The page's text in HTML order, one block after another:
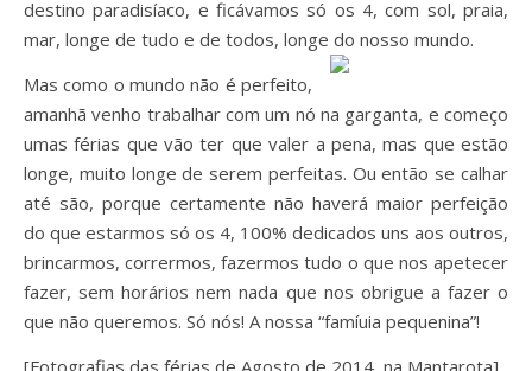
destino paradisíaco, e ficávamos só os 4, com sol, praia,
mar, longe de tudo e de todos, longe do nosso mundo.
Mas como o mundo não é perfeito,
amanhã venho trabalhar com um nó na garganta, e começo
umas férias que vão ter que valer a pena, mas que estão
longe, muito longe de serem perfeitas. Ou então se calhar
até são, porque certamente não haverá maior perfeição
do que estarmos só os 4, 100% dedicados uns aos outros,
brincarmos, corrermos, fazermos tudo o que nos apetecer
fazer, sem horários nem nada que nos obrigue a fazer o
que não queremos. Só nós! A nossa “famíuia pequenina”!
[Fotografias das férias de Agosto de 2014, na Mantarota]